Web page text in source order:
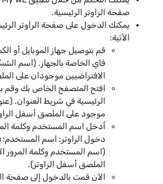
صفحة الراوتر الرئيسية.
يمكنك الدخول على صفحة الراوتر
الأتية:
قم بتوصيل جهاز الموبايل أو
فاي الخاصة بالجهاز. (اسم
الافتراضيين موجودان على
افتح المتصفح الخاص بك وقم
الرئيسية في شريط العنوان.
موجود على الملصق أسفل
أدخل اسم المستخدم وكلمة
دخول الراوتر: اسم المستخدم:
(اسم المستخدم وكلمة المرور
الملصق أسفل الراوتر).
الآن قمت بالدخول إلى صفحة